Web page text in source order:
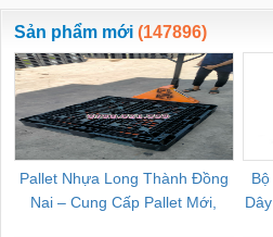
ewara
Sản phẩm mới (147896)
Pallet Nhựa Long Thành Đồng
Nai – Cung Cấp Pallet Mới,